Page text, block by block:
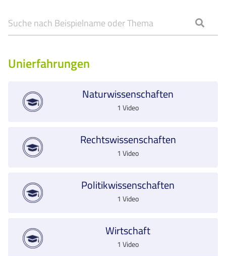
Unierfahrungen
Naturwissenschaften
1 Video
Rechtswissenschaften
1 Video
Politikwissenschaften
1 Video
Wirtschaft
1 Video